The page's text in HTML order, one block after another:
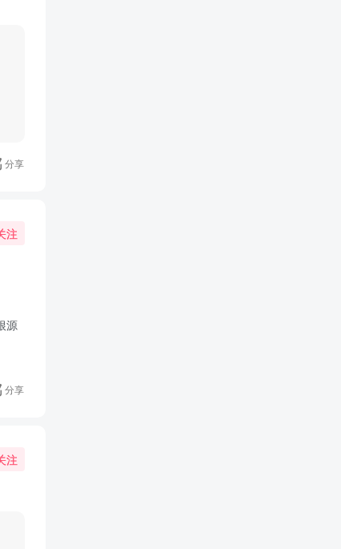
分享
注
源
分享
注